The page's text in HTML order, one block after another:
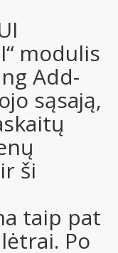
modulis
Add-
sąsają,
ši
taip pat
Po